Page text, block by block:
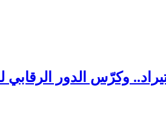
وكرّس الدور